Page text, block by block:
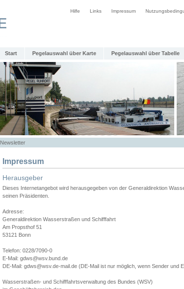
Hilfe Links Impressum
Start Pegelauswahl über Karte Pegelauswahl über Tabelle
Newsletter
Impressum
Herausgeber
Dieses Internetangebot wird herausgegeben von der Generaldirektion
seinen Präsidenten.
Adresse:
Generaldirektion Wasserstraßen und Schifffahrt
Am Propsthof 51
53121 Bonn
Telefon: 0228/7090-0
E-Mail: gdws@wsv.bund.de
DE-Mail: gdws@wsv.de-mail.de (DE-Mail ist nur möglich, wenn Sender und
Wasserstraßen- und Schifffahrtsverwaltung des Bundes (WSV)